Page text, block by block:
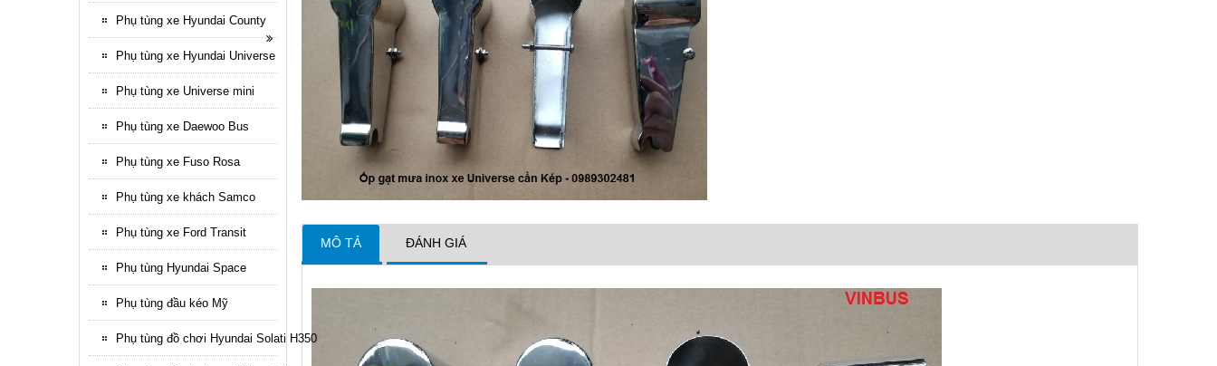
MÔ TẢ ĐÁNH GIÁ
Phụ tùng xe Hyundai County
Phụ tùng xe Hyundai Universe
Phụ tùng xe Universe mini
Phụ tùng xe Daewoo Bus
Phụ tùng xe Fuso Rosa
Phụ tùng xe khách Samco
Phụ tùng xe Ford Transit
Phụ tùng Hyundai Space
Phụ tùng đầu kéo Mỹ
Phụ tùng đồ chơi Hyundai Solati H350